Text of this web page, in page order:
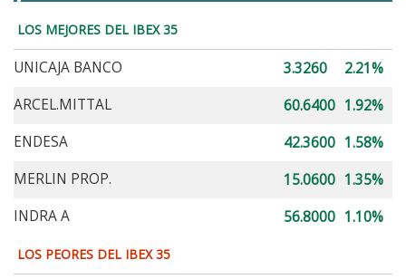
LOS MEJORES DEL IBEX 35
UNICAJA BANCO 3.3260
2.21%
ARCEL.MITTAL
60.6400 1.92%
ENDESA
42.3600 1.58%
MERLIN PROP.
15.0600 1.35%
INDRA A
56.8000 1.10%
LOS PEORES DEL IBEX 35